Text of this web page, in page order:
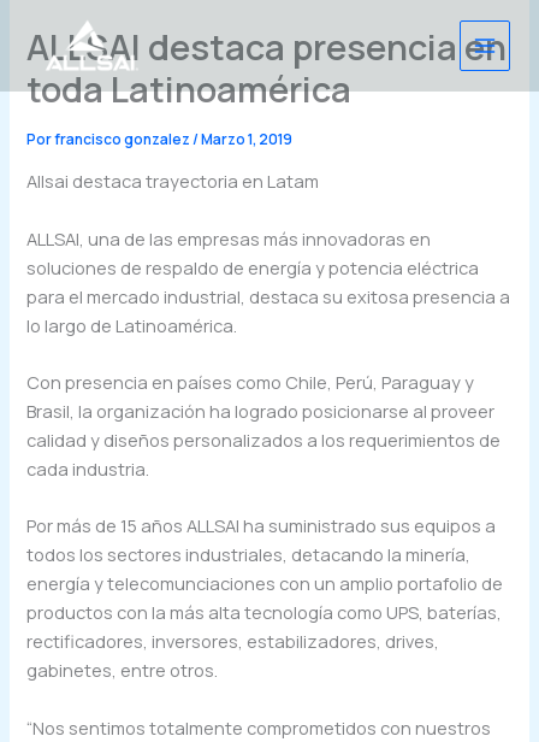
contenido
ALLSAI destaca presencia en
toda Latinoamérica
Porfrancisco gonzalez/Marzo 1, 2019
Allsai destaca trayectoria en Latam
ALLSAI, una de las empresas más innovadoras en
soluciones de respaldo de energía y potencia eléctrica
para el mercado industrial, destaca su exitosa presencia a
lo largo de Latinoamérica.
Con presencia en países como Chile, Perú, Paraguay y
Brasil, la organización ha logrado posicionarse al proveer
calidad y diseños personalizados a los requerimientos de
cada industria.
Por más de 15 años ALLSAI ha suministrado sus equipos a
todos los sectores industriales, detacando la minería,
energía y telecomunciaciones con un amplio portafolio de
productos con la más alta tecnología como UPS, baterías,
rectificadores, inversores, estabilizadores, drives,
gabinetes, entre otros.
“Nos sentimos totalmente comprometidos con nuestros